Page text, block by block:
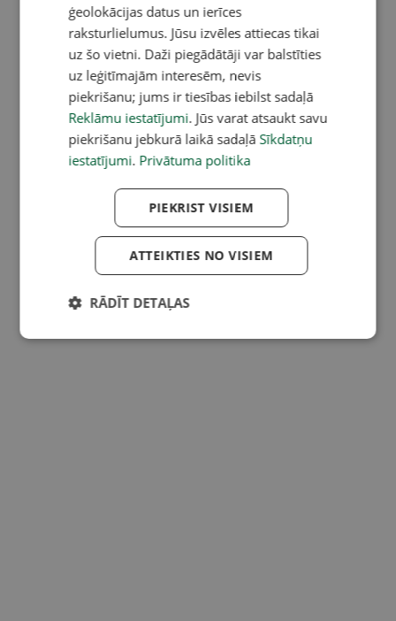
ģeolokācijas datus un ierīces
raksturlielumus. Jūsu izvēles attiecas tikai
uz šo vietni. Daži piegādātāji var balstīties
uz leģitīmajām interesēm, nevis
piekrišanu; jums ir tiesības iebilst sadaļā
Reklāmu iestatījumi. Jūs varat atsaukt savu
piekrišanu jebkurā laikā sadaļā Sīkdatņu
iestatījumi. Privātuma politika
PIEKRIST VISIEM
ATTEIKTIES NO VISIEM
RĀDĪT DETAĻAS